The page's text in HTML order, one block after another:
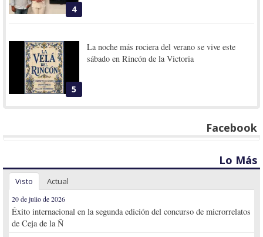
4
5
La noche más rociera del verano se vive este
sábado en Rincón de la Victoria
Facebook
Lo Más
Visto Actual
20 de julio de 2026
Éxito internacional en la segunda edición del concurso de microrrelatos
de Ceja de la Ñ